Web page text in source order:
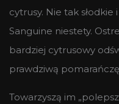
cytrusy. Nie tak słodkie
Sanguine niestety.
bardziej cytrusowy
prawdziwą
Towarzyszą im